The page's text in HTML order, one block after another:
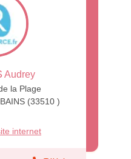
Audrey
la Plage
(33510 )
internet